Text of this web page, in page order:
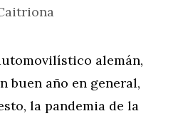
alemán,
buen año en general,
la pandemia de la